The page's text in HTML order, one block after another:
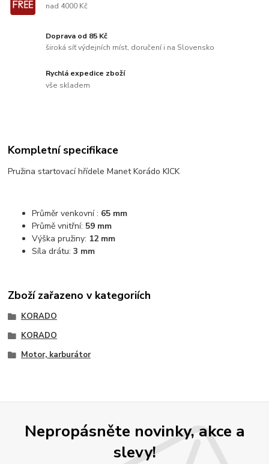
nad 4000 Kč
Doprava od 85 Kč
široká síť výdejních míst, doručení i na Slovensko
Rychlá expedice zboží
vše skladem
Kompletní specifikace
Pružina startovací hřídele Manet Korádo KICK
Průměr venkovní : 65 mm
Průmě vnitřní: 59 mm
Výška pružiny: 12 mm
Síla drátu:3 mm
Zboží zařazeno v kategoriích
KORADO
KORADO
Motor, karburátor
Nepropásněte novinky, akce a
slevy!